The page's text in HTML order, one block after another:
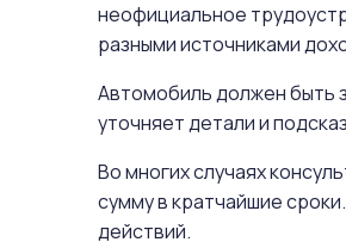
неофициальное
разными источниками
Автомобиль должен быть
уточняет детали и
Во многих случаях
сумму в кратчайшие
действий.